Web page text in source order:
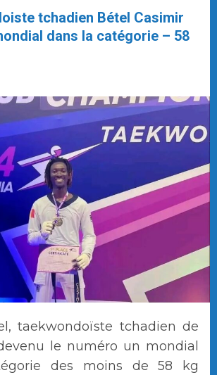
tchadien Bétel Casimir
dans la catégorie – 58
taekwondoïste tchadien de
le numéro un mondial
des moins de 58 kg